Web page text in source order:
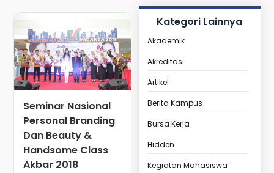
Seminar Nasional
Personal Branding
Dan Beauty &
Handsome Class
Akbar 2018
Kategori Lainnya
Akademik
Akreditasi
Artikel
Berita Kampus
Bursa Kerja
Hidden
Kegiatan Mahasiswa